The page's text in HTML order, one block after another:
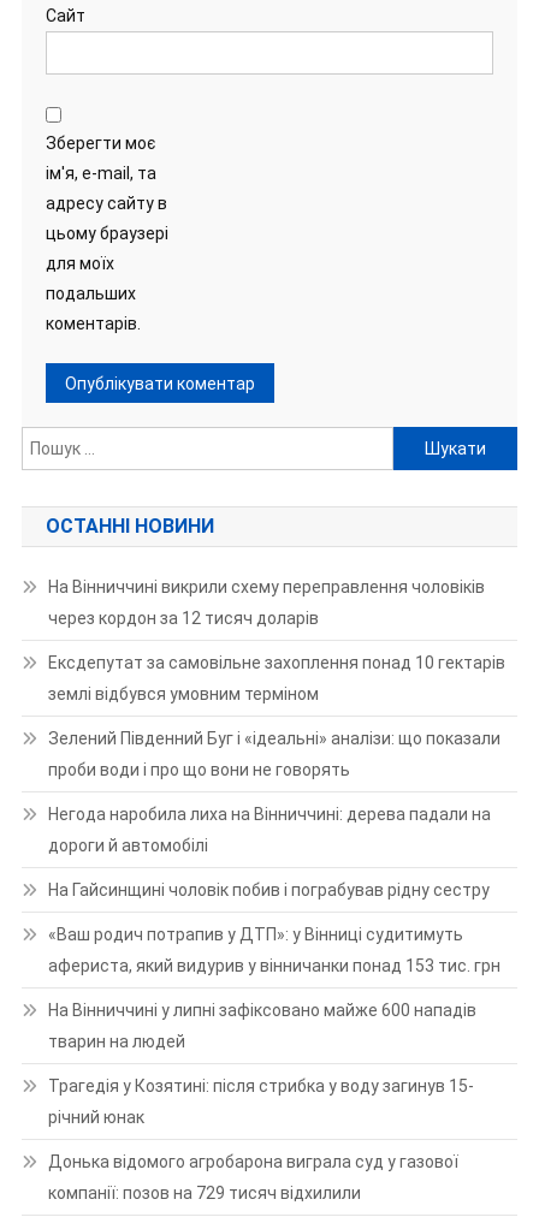
Сайт
Зберегти моє
ім'я, e-mail, та
адресу сайту в
цьому браузері
для моїх
подальших
коментарів.
Пошук:
ОСТАННІ НОВИНИ
На Вінниччині викрили схему переправлення чоловіків
через кордон за 12 тисяч доларів
Ексдепутат за самовільне захоплення понад 10 гектарів
землі відбувся умовним терміном
Зелений Південний Буг і «ідеальні» аналізи: що показали
проби води і про що вони не говорять
Негода наробила лиха на Вінниччині: дерева падали на
дороги й автомобілі
На Гайсинщині чоловік побив і пограбував рідну сестру
«Ваш родич потрапив у ДТП»: у Вінниці судитимуть
афериста, який видурив у вінничанки понад 153 тис. грн
На Вінниччині у липні зафіксовано майже 600 нападів
тварин на людей
Трагедія у Козятині: після стрибка у воду загинув 15-
річний юнак
Донька відомого агробарона виграла суд у газової
компанії: позов на 729 тисяч відхилили